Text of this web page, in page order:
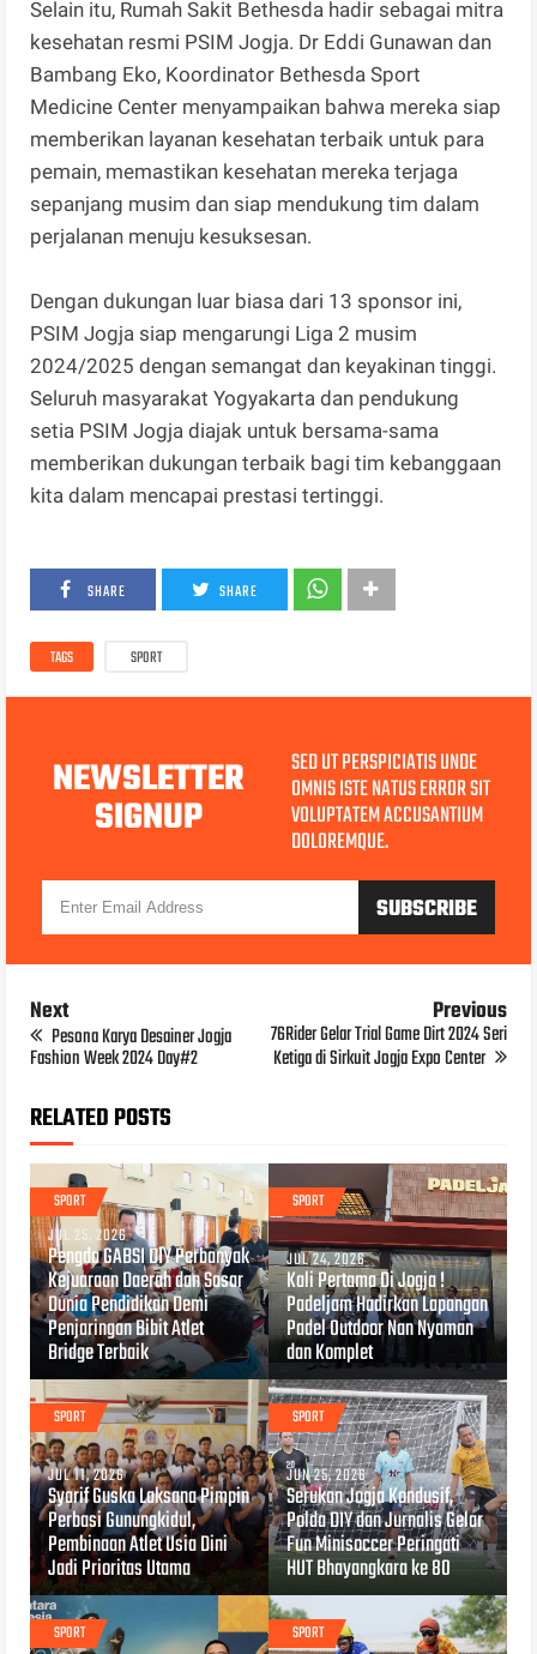
Selain itu, Rumah Sakit Bethesda hadir sebagai mitra
kesehatan resmi PSIM Jogja. Dr Eddi Gunawan dan
Bambang Eko, Koordinator Bethesda Sport
Medicine Center menyampaikan bahwa mereka siap
memberikan layanan kesehatan terbaik untuk para
pemain, memastikan kesehatan mereka terjaga
sepanjang musim dan siap mendukung tim dalam
perjalanan menuju kesuksesan.
Dengan dukungan luar biasa dari 13 sponsor ini,
PSIM Jogja siap mengarungi Liga 2 musim
2024/2025 dengan semangat dan keyakinan tinggi.
Seluruh masyarakat Yogyakarta dan pendukung
setia PSIM Jogja diajak untuk bersama-sama
memberikan dukungan terbaik bagi tim kebanggaan
kita dalam mencapai prestasi tertinggi.
SHARE SHARE
TAGS SPORT
NEWSLETTER
SIGNUP
SED UT PERSPICIATIS UNDE
OMNIS ISTE NATUS ERROR SIT
VOLUPTATEM ACCUSANTIUM
DOLOREMQUE.
Next
Pesona Karya Desainer Jogja
Fashion Week 2024 Day#2
Previous
76Rider Gelar Trial Game Dirt 2024 Seri
Ketiga di Sirkuit Jogja Expo Center
RELATED POSTS
SPORT
JUL 25, 2026
Pengda GABSI DIY Perbanyak
Kejuaraan Daerah dan Sasar
Dunia Pendidikan Demi
Penjaringan Bibit Atlet
Bridge Terbaik
SPORT
JUL 24, 2026
Kali Pertama Di Jogja !
Padeljam Hadirkan Lapangan
Padel Outdoor Nan Nyaman
dan Komplet
SPORT
JUL 11, 2026
Syarif Guska Laksana Pimpin
Perbasi Gunungkidul,
Pembinaan Atlet Usia Dini
Jadi Prioritas Utama
SPORT
JUN 25, 2026
Serukan Jogja Kondusif,
Polda DIY dan Jurnalis Gelar
Fun Minisoccer Peringati
HUT Bhayangkara ke 80
SPORT SPORT